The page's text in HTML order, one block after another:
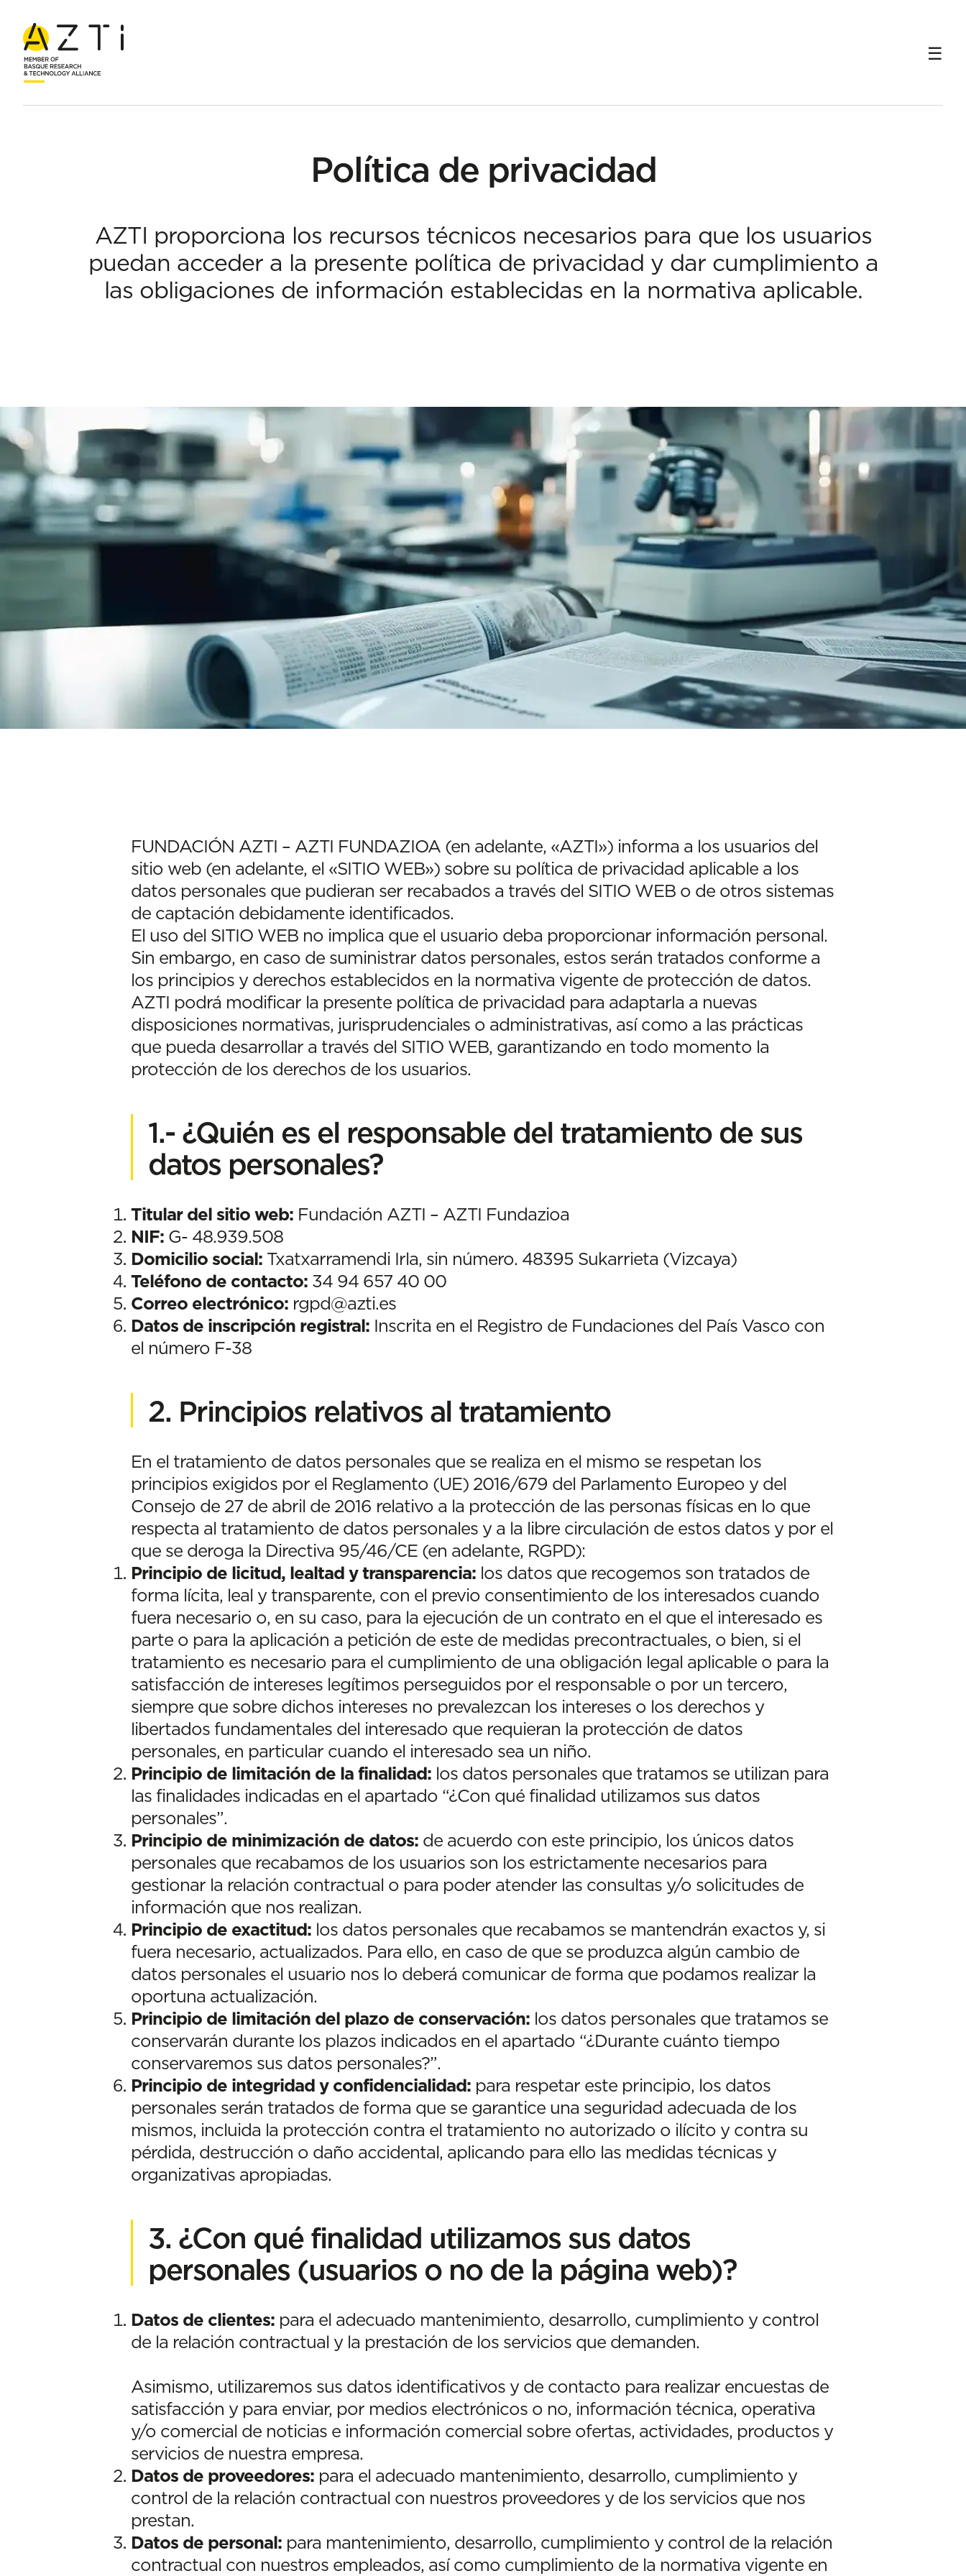
Inicio Política de privacidad
Política de privacidad
AZTI proporciona los recursos técnicos necesarios para que los usuarios
puedan acceder a la presente política de privacidad y dar cumplimiento a
las obligaciones de información establecidas en la normativa aplicable.
FUNDACIÓN AZTI – AZTI FUNDAZIOA (en adelante, «AZTI») informa a los usuarios del
sitio web (en adelante, el «SITIO WEB») sobre su política de privacidad aplicable a los
datos personales que pudieran ser recabados a través del SITIO WEB o de otros sistemas
de captación debidamente identificados.
El uso del SITIO WEB no implica que el usuario deba proporcionar información personal.
Sin embargo, en caso de suministrar datos personales, estos serán tratados conforme a
los principios y derechos establecidos en la normativa vigente de protección de datos.
AZTI podrá modificar la presente política de privacidad para adaptarla a nuevas
disposiciones normativas, jurisprudenciales o administrativas, así como a las prácticas
que pueda desarrollar a través del SITIO WEB, garantizando en todo momento la
protección de los derechos de los usuarios.
1.- ¿Quién es el responsable del tratamiento de sus
datos personales?
Titular del sitio web: Fundación AZTI – AZTI Fundazioa
NIF: G- 48.939.508
Domicilio social: Txatxarramendi Irla, sin número. 48395 Sukarrieta (Vizcaya)
Teléfono de contacto: 34 94 657 40 00
Correo electrónico: rgpd@azti.es
Datos de inscripción registral: Inscrita en el Registro de Fundaciones del País Vasco con
el número F-38
2. Principios relativos al tratamiento
En el tratamiento de datos personales que se realiza en el mismo se respetan los
principios exigidos por el Reglamento (UE) 2016/679 del Parlamento Europeo y del
Consejo de 27 de abril de 2016 relativo a la protección de las personas físicas en lo que
respecta al tratamiento de datos personales y a la libre circulación de estos datos y por el
que se deroga la Directiva 95/46/CE (en adelante, RGPD):
Principio de licitud, lealtad y transparencia: los datos que recogemos son tratados de
forma lícita, leal y transparente, con el previo consentimiento de los interesados cuando
fuera necesario o, en su caso, para la ejecución de un contrato en el que el interesado es
parte o para la aplicación a petición de este de medidas precontractuales, o bien, si el
tratamiento es necesario para el cumplimiento de una obligación legal aplicable o para la
satisfacción de intereses legítimos perseguidos por el responsable o por un tercero,
siempre que sobre dichos intereses no prevalezcan los intereses o los derechos y
libertados fundamentales del interesado que requieran la protección de datos
personales, en particular cuando el interesado sea un niño.
Principio de limitación de la finalidad: los datos personales que tratamos se utilizan para
las finalidades indicadas en el apartado “¿Con qué finalidad utilizamos sus datos
personales”.
Principio de minimización de datos: de acuerdo con este principio, los únicos datos
personales que recabamos de los usuarios son los estrictamente necesarios para
gestionar la relación contractual o para poder atender las consultas y/o solicitudes de
información que nos realizan.
Principio de exactitud: los datos personales que recabamos se mantendrán exactos y, si
fuera necesario, actualizados. Para ello, en caso de que se produzca algún cambio de
datos personales el usuario nos lo deberá comunicar de forma que podamos realizar la
oportuna actualización.
Principio de limitación del plazo de conservación: los datos personales que tratamos se
conservarán durante los plazos indicados en el apartado “¿Durante cuánto tiempo
conservaremos sus datos personales?”.
Principio de integridad y confidencialidad: para respetar este principio, los datos
personales serán tratados de forma que se garantice una seguridad adecuada de los
mismos, incluida la protección contra el tratamiento no autorizado o ilícito y contra su
pérdida, destrucción o daño accidental, aplicando para ello las medidas técnicas y
organizativas apropiadas.
3. ¿Con qué finalidad utilizamos sus datos
personales (usuarios o no de la página web)?
Datos de clientes: para el adecuado mantenimiento, desarrollo, cumplimiento y control
de la relación contractual y la prestación de los servicios que demanden.
Asimismo, utilizaremos sus datos identificativos y de contacto para realizar encuestas de
satisfacción y para enviar, por medios electrónicos o no, información técnica, operativa
y/o comercial de noticias e información comercial sobre ofertas, actividades, productos y
servicios de nuestra empresa.
Datos de proveedores: para el adecuado mantenimiento, desarrollo, cumplimiento y
control de la relación contractual con nuestros proveedores y de los servicios que nos
prestan.
Datos de personal: para mantenimiento, desarrollo, cumplimiento y control de la relación
contractual con nuestros empleados, así como cumplimiento de la normativa vigente en